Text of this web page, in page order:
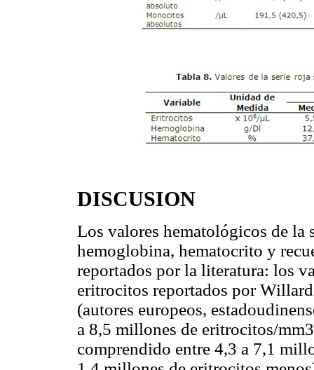
DISCUSION
Los valores hematológicos de la
hemoglobina, hematocrito y
reportados por la literatura: los
eritrocitos reportados por
(autores europeos,
a 8,5 millones de eritrocitos/
comprendido entre 4,3 a 7,1